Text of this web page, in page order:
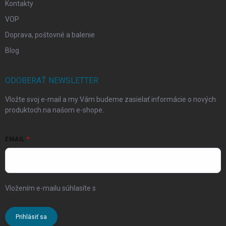
Kontakty
VOP
Doprava, poštovné a balenie
Blog
ODOBERAŤ NEWSLETTER
Vložte svoj e-mail a my Vám budeme zasielať informácie o nových
produktoch na našom e-shope.
EMAIL
Vložením e-mailu súhlasíte s
Prihlásiť sa